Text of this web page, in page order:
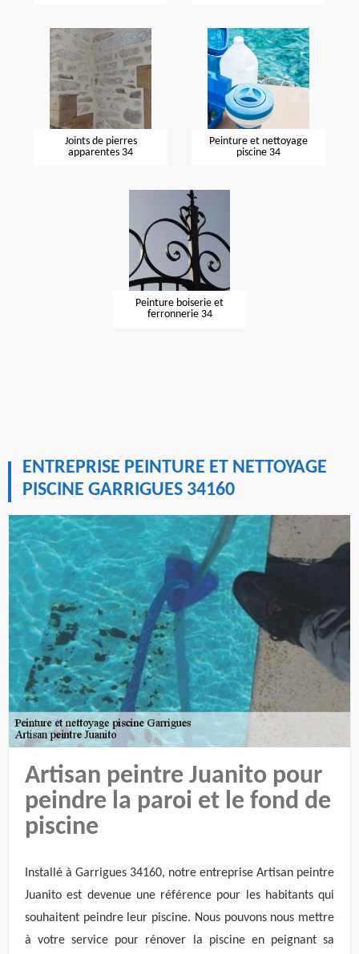
Joints de pierres
apparentes 34
Peinture et nettoyage
piscine 34
Peinture boiserie et
ferronnerie 34
ENTREPRISE PEINTURE ET NETTOYAGE
PISCINE GARRIGUES 34160
Artisan peintre Juanito pour
peindre la paroi et le fond de
piscine
Installé à Garrigues 34160, notre entreprise Artisan peintre
Juanito est devenue une référence pour les habitants qui
souhaitent peindre leur piscine. Nous pouvons nous mettre
à votre service pour rénover la piscine en peignant sa